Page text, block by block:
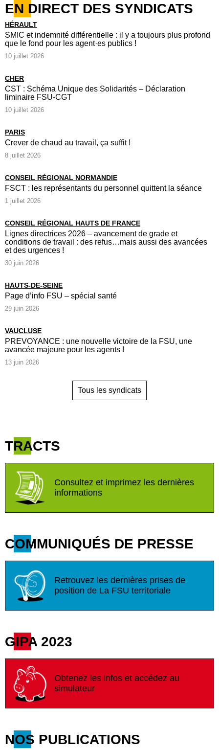
EN DIRECT DES SYNDICATS
HÉRAULT
SMIC et indemnité différentielle : il y a toujours plus profond
que le fond pour les agent·es publics !
10 juillet 2026
CHER
CST : Schéma Unique des Solidarités – Déclaration
liminaire FSU-CGT
10 juillet 2026
PARIS
Crever de chaud au travail, ça suffit !
8 juillet 2026
CONSEIL RÉGIONAL NORMANDIE
FSCT : les représentants du personnel quittent la séance
1 juillet 2026
CONSEIL RÉGIONAL HAUTS DE FRANCE
Lignes directrices 2026 – avancement de grade et
conditions de travail : des refus…mais aussi des avancées
et des urgences !
30 juin 2026
HAUTS-DE-SEINE
Page d’info FSU – spécial santé
29 juin 2026
VAUCLUSE
PREVOYANCE : une nouvelle victoire de la FSU, une
avancée majeure pour les agents !
13 juin 2026
Tous les syndicats
TRACTS
Consultez et imprimez les dernières
informations
COMMUNIQUÉS DE PRESSE
Retrouvez les dernières prises de
position de La FSU territoriale
GIPA 2023
Obtenez les infos et accédez au
simulateur
NOS PUBLICATIONS